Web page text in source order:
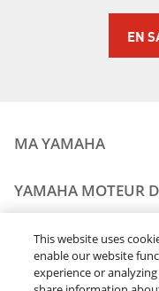
EN
MA YAMAHA
MANUELS
ÉTAT DES RAPPELS DE
YAMAHA MOTEUR
CARRIERES
RESTONS DEHORS
CONCESSIONNAIRES
TROUVEZ UN
MENTIONS
This website uses
enable our website
experience or